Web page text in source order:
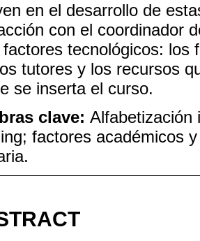
en el desarrollo de
con el coordinador
tecnológicos: los
tutores y los recursos
se inserta el curso.
clave: Alfabetización
factores académicos